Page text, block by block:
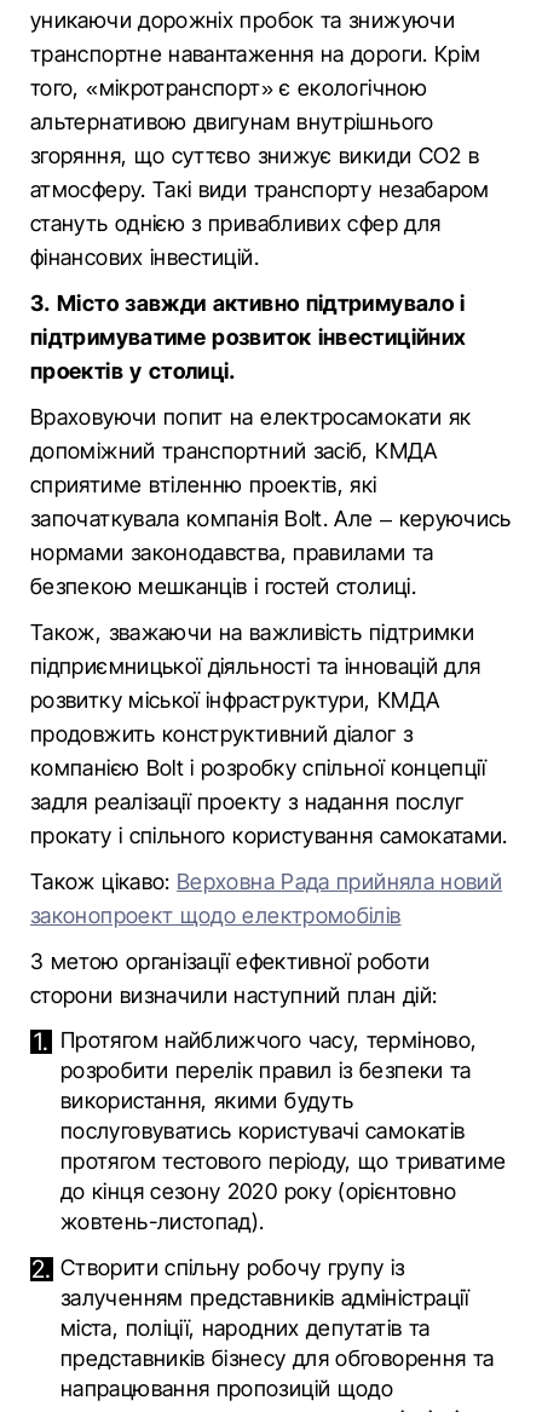
уникаючи дорожніх пробок та знижуючи
транспортне навантаження на дороги. Крім
того, «мікротранспорт» є екологічною
альтернативою двигунам внутрішнього
згоряння, що суттєво знижує викиди СО2 в
атмосферу. Такі види транспорту незабаром
стануть однією з привабливих сфер для
фінансових інвестицій.
3. Місто завжди активно підтримувало і
підтримуватиме розвиток інвестиційних
проектів у столиці.
Враховуючи попит на електросамокати як
допоміжний транспортний засіб, КМДА
сприятиме втіленню проектів, які
започаткувала компанія Bolt. Але – керуючись
нормами законодавства, правилами та
безпекою мешканців і гостей столиці.
Також, зважаючи на важливість підтримки
підприємницької діяльності та інновацій для
розвитку міської інфраструктури, КМДА
продовжить конструктивний діалог з
компанією Bolt і розробку спільної концепції
задля реалізації проекту з надання послуг
прокату і спільного користування самокатами.
Також цікаво: Верховна Рада прийняла новий
законопроект щодо електромобілів
З метою організації ефективної роботи
сторони визначили наступний план дій:
Протягом найближчого часу, терміново,
розробити перелік правил із безпеки та
використання, якими будуть
послуговуватись користувачі самокатів
протягом тестового періоду, що триватиме
до кінця сезону 2020 року (орієнтовно
жовтень-листопад).
Створити спільну робочу групу із
залученням представників адміністрації
міста, поліції, народних депутатів та
представників бізнесу для обговорення та
напрацювання пропозицій щодо